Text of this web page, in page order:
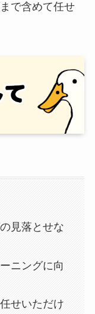
で含めて任せ
見落とせな
ニングに向
せいただけ